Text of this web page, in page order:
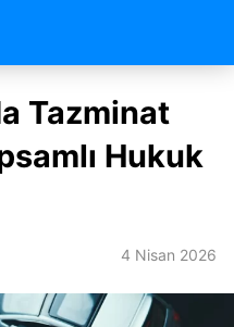
Tazminat
Hukuk
4 Nisan 2026